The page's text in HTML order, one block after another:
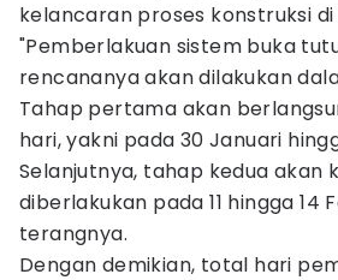
kelancaran proses konstruksi
"Pemberlakuan sistem buka
rencananya akan dilakukan
Tahap pertama akan
hari, yakni pada 30 Januari
Selanjutnya, tahap kedua akan
diberlakukan pada 11 hingga 14
terangnya.
Dengan demikian, total hari